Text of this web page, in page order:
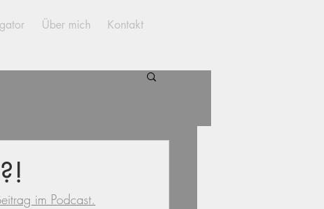
Über mich Kontakt
im Podcast.